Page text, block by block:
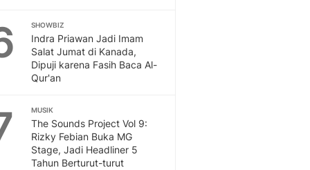
SHOWBIZ
Indra Priawan Jadi Imam
Salat Jumat di Kanada,
Dipuji karena Fasih Baca Al-
Qur'an
MUSIK
The Sounds Project Vol 9:
Rizky Febian Buka MG
Stage, Jadi Headliner 5
Tahun Berturut-turut